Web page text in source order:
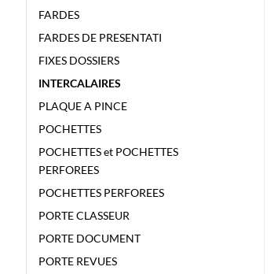
FARDES
FARDES DE PRESENTATI
FIXES DOSSIERS
INTERCALAIRES
PLAQUE A PINCE
POCHETTES
POCHETTES et POCHETTES
PERFOREES
POCHETTES PERFOREES
PORTE CLASSEUR
PORTE DOCUMENT
PORTE REVUES